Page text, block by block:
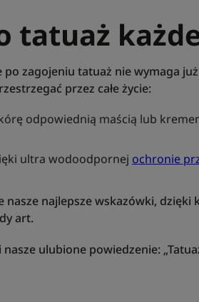
tatuaż
po zagojeniu tatuaż nie wymaga
przez całe życie:
odpowiednią maścią lub
ultra wodoodpornej ochronie
nasze najlepsze wskazówki,
art.
ulubione powiedzenie: